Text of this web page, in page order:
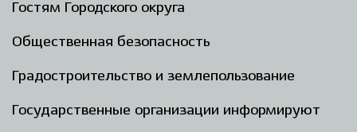
Гостям Городского округа
Общественная безопасность
Градостроительство и землепользование
Государственные организации информируют